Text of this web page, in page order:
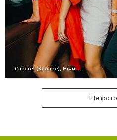
Cabaret (Кабаре), Нічні...
Ще